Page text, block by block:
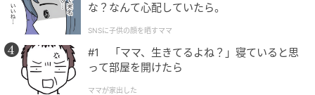
な？なんて心配していたら。
SNSに子供の顔を晒すママ
#1 「ママ、生きてるよね？」寝ていると思
って部屋を開けたら
ママが家出した